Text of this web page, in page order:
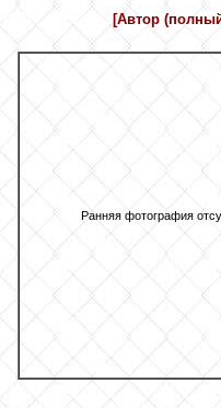
[Автор
Ранняя фотография